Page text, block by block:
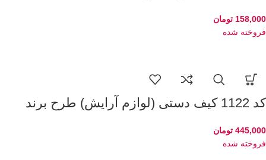
158,000 تومان
فروخته شده
کد 1122 کیف دستی (لوازم آرایش) طرح برند
445,000 تومان
فروخته شده